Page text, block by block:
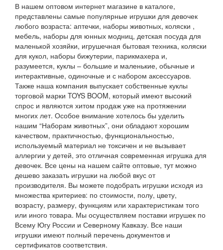
В нашем оптовом интернет магазине в каталоге,
представлены самые популярные игрушки для девочек
любого возраста: аптечки, наборы животных, коляски ,
мебель, наборы для юнных модниц, детская посуда для
маленькой хозяйки, игрушечная бытовая техника, коляски
для кукол, наборы бижутерии, парикмахера и,
разумеется, куклы – большие и маленькие, обычные и
интерактивные, одиночные и с набором аксессуаров.
Также наша компания выпускает собственные куклы
торговой марки TOYS BOOM, который имеют высокий
спрос и являются хитом продаж уже на протяжении
многих лет. Особое внимание хотелось бы уделить
нашим “Наборам животных”, они обладают хорошим
качеством, практичностью, функциональностью,
используемый материал не токсичен и не вызывает
аллергии у детей, это отличная современная игрушка для
девочек. Все цены на нашем сайте оптовые, тут можно
дешево заказать игрушки на любой вкус от
производителя. Вы можете подобрать игрушки исходя из
множества критериев: по стоимости, полу, цвету,
возрасту, размеру, функциям или характеристикам того
или иного товара. Мы осуществляем поставки игрушек по
Всему Югу России и Северному Кавказу. Все наши
игрушки имеют полный перечень документов и
сертификатов соответствия.